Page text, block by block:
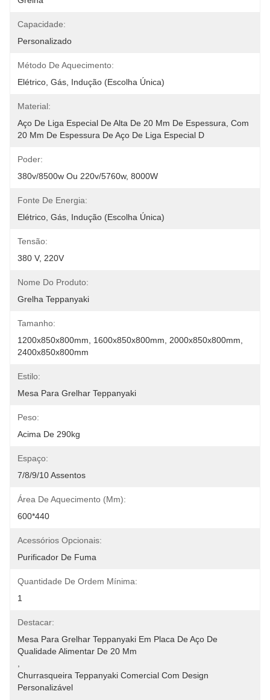
Capacidade:
Personalizado
Método De Aquecimento:
Elétrico, Gás, Indução (escolha Única)
Material:
Aço De Liga Especial De Alta De 20 Mm De Espessura, Com
20 Mm De Espessura De Aço De Liga Especial D
Poder:
380v/8500w Ou 220v/5760w, 8000W
Fonte De Energia:
Elétrico, Gás, Indução (escolha Única)
Tensão:
380 V, 220V
Nome Do Produto:
Grelha Teppanyaki
Tamanho:
1200x850x800mm, 1600x850x800mm, 2000x850x800mm,
2400x850x800mm
Estilo:
Mesa Para Grelhar Teppanyaki
Peso:
Acima De 290kg
Espaço:
7/8/9/10 Assentos
Área De Aquecimento (mm):
600*440
Acessórios Opcionais:
Purificador De Fuma
Quantidade De Ordem Mínima:
1
Destacar:
Mesa Para Grelhar Teppanyaki Em Placa De Aço De
Qualidade Alimentar De 20 Mm
Churrasqueira Teppanyaki Comercial Com Design
Personalizável